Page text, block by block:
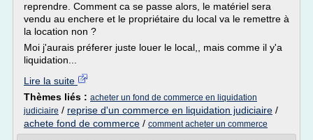
reprendre. Comment ca se passe alors, le matériel sera
vendu au enchere et le propriétaire du local va le remettre à
la location non ?
Moi j'aurais préferer juste louer le local,, mais comme il y'a
liquidation...
Lire la suite
Thèmes liés : acheter un fond de commerce en liquidation
judiciaire / reprise d'un commerce en liquidation judiciaire /
achete fond de commerce / comment acheter un commerce